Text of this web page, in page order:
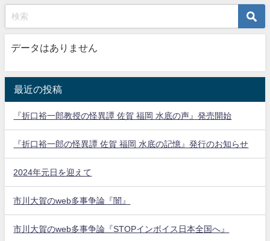
データはありません
最近の投稿
『折口裕一郎教授の怪異譚 佐賀 福岡 水底の声』発売開始
『折口裕一郎の怪異譚 佐賀 福岡 水底の記憶』発行のお知らせ
2024年元日を迎えて
市川大賀のweb多事争論『闇』
市川大賀のweb多事争論『STOPインボイス日本全国へ』